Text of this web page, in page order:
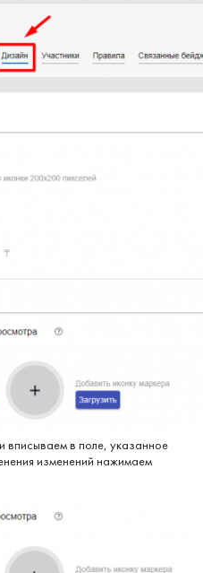
вписываем в поле, указанное
изменений нажимаем